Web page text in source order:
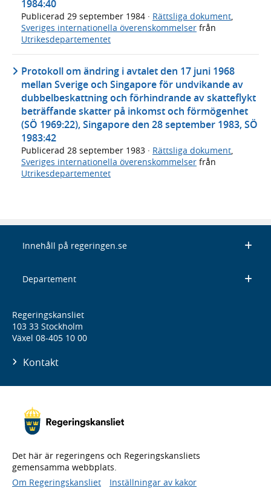
1984:40
Publicerad 29 september 1984 · Rättsliga dokument,
Sveriges internationella överenskommelser från
Utrikesdepartementet
Protokoll om ändring i avtalet den 17 juni 1968
mellan Sverige och Singapore för undvikande av
dubbelbeskattning och förhindrande av skatteflykt
beträffande skatter på inkomst och förmögenhet
(SÖ 1969:22), Singapore den 28 september 1983, SÖ
1983:42
Publicerad 28 september 1983 · Rättsliga dokument
Sveriges internationella överenskommelser från
Utrikesdepartementet
Innehåll på regeringen.se
Departement
Regeringskansliet
103 33 Stockholm
Växel 08-405 10 00
Kontakt
Det här är regeringens och Regeringskansliets
gemensamma webbplats.
Om Regeringskansliet
Inställningar av kakor